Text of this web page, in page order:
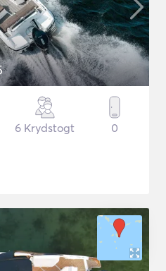
6 Krydstogt 0